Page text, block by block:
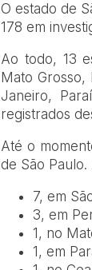
O estado de
178 em
Ao todo, 13
Mato
Janeiro,
registrados
Até o
de São
7, em
3, em
1, no
1, em